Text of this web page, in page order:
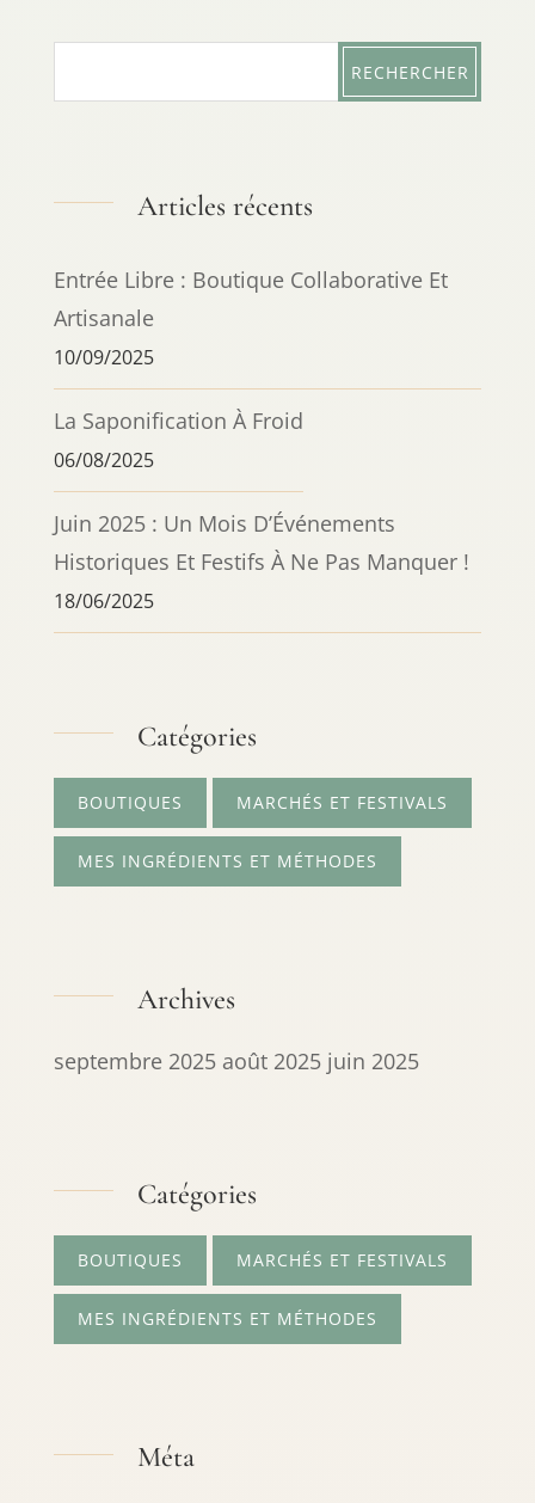
Articles récents
Entrée Libre : Boutique Collaborative Et
Artisanale
10/09/2025
La Saponification À Froid
06/08/2025
Juin 2025 : Un Mois D’Événements
Historiques Et Festifs À Ne Pas Manquer !
18/06/2025
Catégories
BOUTIQUES MARCHÉS ET FESTIVALS
MES INGRÉDIENTS ET MÉTHODES
Archives
septembre 2025 août 2025 juin 2025
Catégories
BOUTIQUES MARCHÉS ET FESTIVALS
MES INGRÉDIENTS ET MÉTHODES
Méta